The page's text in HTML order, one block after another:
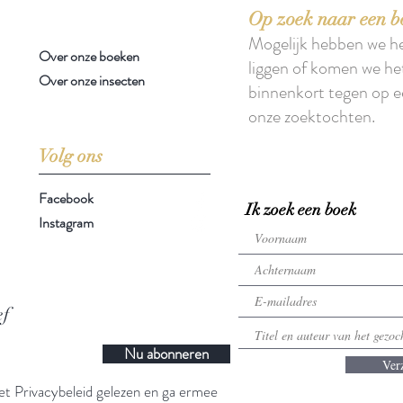
Volg ons
Op zoek naar een
Mogelijk hebben we
liggen of komen we
binnenkort tegen op
onze zoektochten.
Facebook
Instagram
Nu abonneren
Privacybeleid gelezen en ga ermee
Ik zoek een boek
Over onze boeken
Over onze insecten